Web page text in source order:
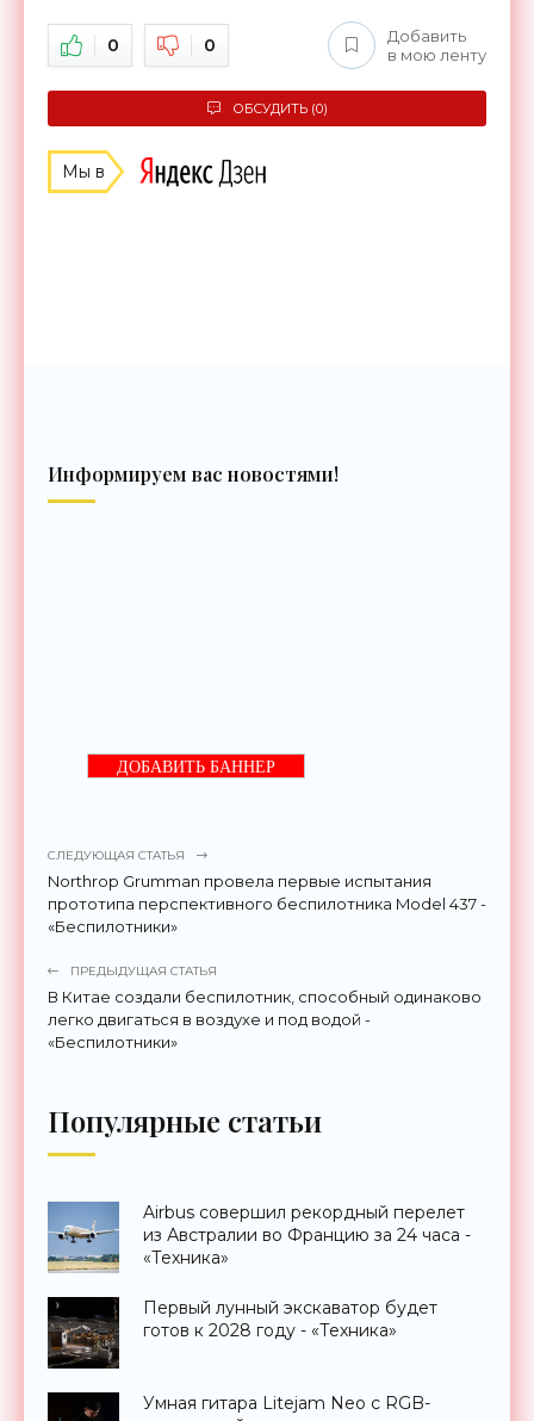
0 0
Добавить
в мою ленту
ОБСУДИТЬ (0)
Мы в
Информируем вас новостями!
ДОБАВИТЬ БАННЕР
СЛЕДУЮЩАЯ СТАТЬЯ
Northrop Grumman провела первые испытания
прототипа перспективного беспилотника Model 437 -
«Беспилотники»
ПРЕДЫДУЩАЯ СТАТЬЯ
В Китае создали беспилотник, способный одинаково
легко двигаться в воздухе и под водой -
«Беспилотники»
Популярные статьи
Airbus совершил рекордный перелет
из Австралии во Францию за 24 часа -
«Техника»
Первый лунный экскаватор будет
готов к 2028 году - «Техника»
Умная гитара Litejam Neo с RGB-